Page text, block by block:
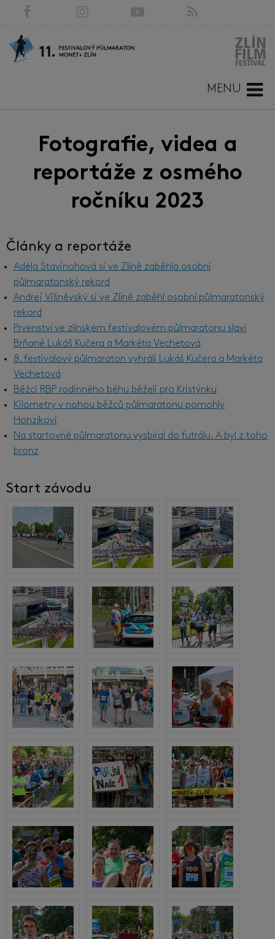
MENU
Fotografie, videa a
reportáže z osmého
ročníku 2023
Články a reportáže
Adéla Stavinohová si ve Zlíně zaběhla osobní
půlmaratonský rekord
Andrej Višněvský si ve Zlíně zaběhl osobní půlmaratonský
rekord
Prvenství ve zlínském festivalovém půlmaratonu slaví
Brňané Lukáš Kučera a Markéta Vechetová
8. festivalový půlmaraton vyhráli Lukáš Kučera a Markéta
Vechetová
Běžci RBP rodinného běhu běželi pro Kristýnku
Kilometry v nohou běžců půlmaratonu pomohly
Honzíkovi
Na startovné půlmaratonu vysbíral do futrálu. A byl z toho
bronz
Start závodu